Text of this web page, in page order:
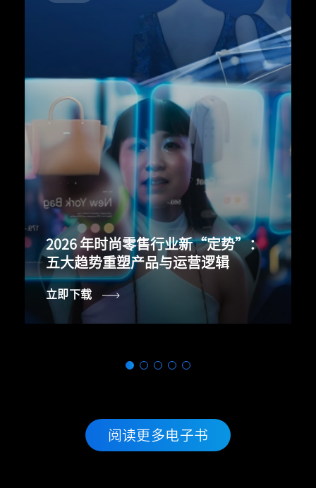
2026 年时尚零售行业新“定势”：
五大趋势重塑产品与运营逻辑
立即下载
阅读更多电子书